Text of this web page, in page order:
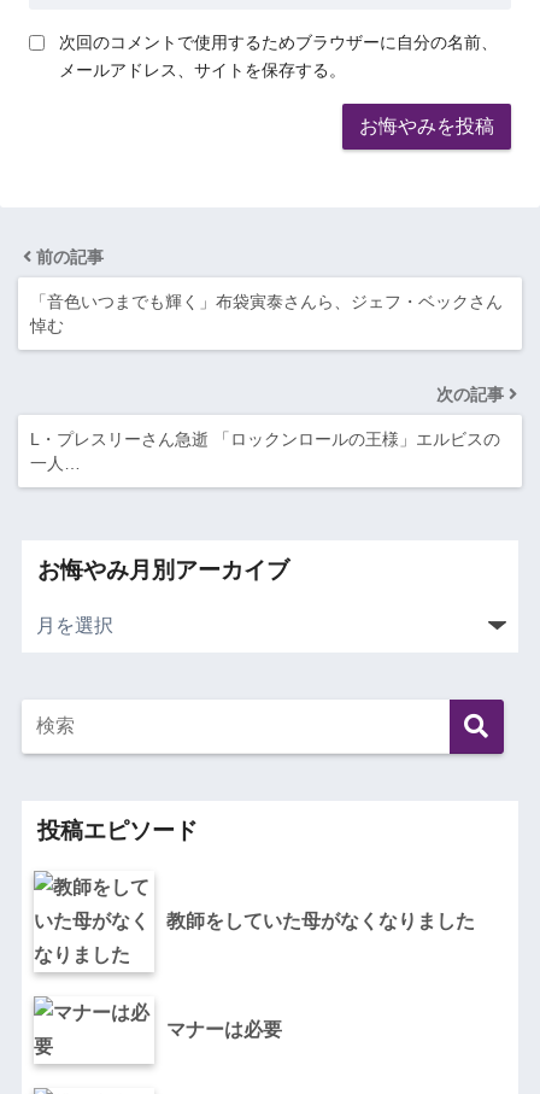
次回のコメントで使用するためブラウザーに自分の名前、
メールアドレス、サイトを保存する。
前の記事
「音色いつまでも輝く」布袋寅泰さんら、ジェフ・ベックさん
悼む
次の記事
L・プレスリーさん急逝 「ロックンロールの王様」エルビスの
一人…
お悔やみ月別アーカイブ
投稿エピソード
教師をしていた母がなくなりました
マナーは必要